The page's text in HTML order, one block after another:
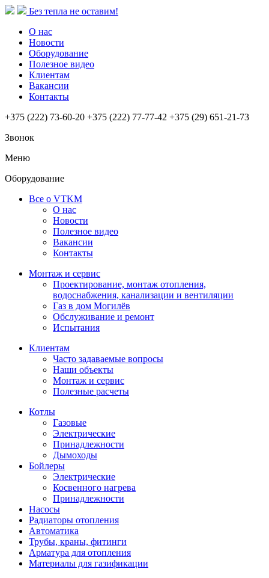
Без тепла не оставим!
О нас
Новости
Оборудование
Полезное видео
Клиентам
Вакансии
Контакты
+375 (222) 73-60-20 +375 (222) 77-77-42 +375 (29) 651-21-73
Звонок
Меню
Оборудование
Все о VTKM
О нас
Новости
Полезное видео
Вакансии
Контакты
Монтаж и сервис
Проектирование, монтаж отопления,
водоснабжения, канализации и вентиляции
Газ в дом Могилёв
Обслуживание и ремонт
Испытания
Клиентам
Часто задаваемые вопросы
Наши объекты
Монтаж и сервис
Полезные расчеты
Котлы
Газовые
Электрические
Принадлежности
Дымоходы
Бойлеры
Электрические
Косвенного нагрева
Принадлежности
Насосы
Радиаторы отопления
Автоматика
Трубы, краны, фитинги
Арматура для отопления
Материалы для газификации